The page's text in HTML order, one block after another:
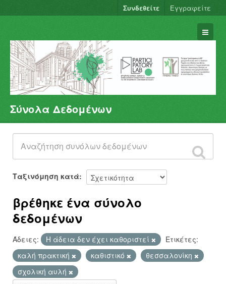
Συνδεθείτε Εγγραφείτε
Σύνολα Δεδομένων
Φορείς
Ομάδες
Σχετικά
Σύνολα Δεδομένων
Ταξινόμηση κατά
βρέθηκε ένα σύνολο
δεδομένων
Άδειες: Η άδεια δεν έχει καθοριστεί
Ετικέτες:
καλή πρακτική
καθιστικό
θεσσαλονίκη
σχολική αυλή